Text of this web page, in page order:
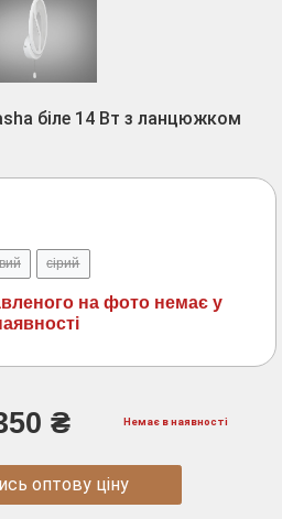
біле 14 Вт з ланцюжком
сірий
на фото немає у
₴ Немає в наявності
оптову ціну